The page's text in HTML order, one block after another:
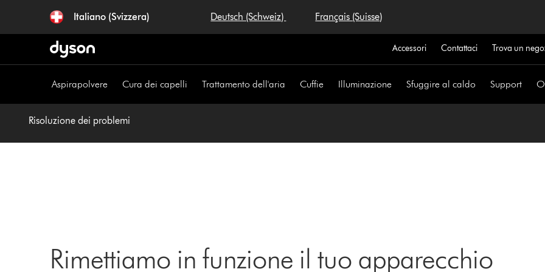
navigazione
Italiano (Svizzera) Deutsch (Schweiz) Français (Suisse)
Accessori Contattaci Trova un
Aspirapolvere Cura dei capelli Trattamento dell'aria Cuffie Illuminazione Sfuggire al caldo Support
Risoluzione dei problemi
Rimettiamo in funzione il tuo apparecchio